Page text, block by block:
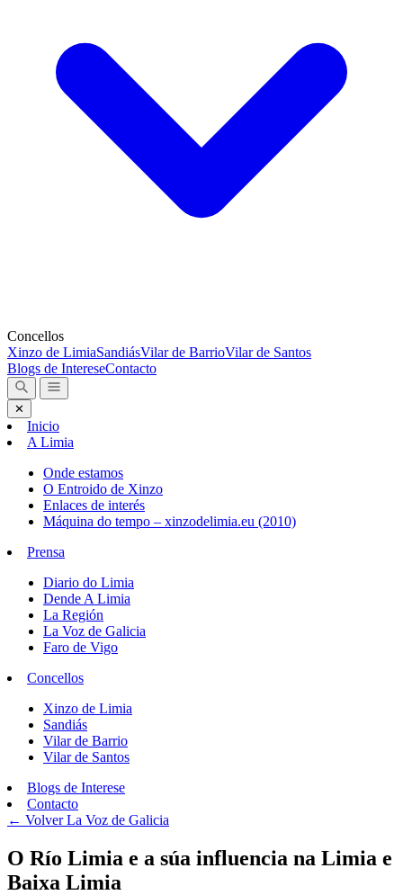
Concellos
Xinzo de LimiaSandiásVilar de BarrioVilar de Santos
Blogs de IntereseContacto
✕
Inicio
A Limia
Onde estamos
O Entroido de Xinzo
Enlaces de interés
Máquina do tempo – xinzodelimia.eu (2010)
Prensa
Diario do Limia
Dende A Limia
La Región
La Voz de Galicia
Faro de Vigo
Concellos
Xinzo de Limia
Sandiás
Vilar de Barrio
Vilar de Santos
Blogs de Interese
Contacto
← VolverLa Voz de Galicia
O Río Limia e a súa influencia na Limia e
Baixa Limia